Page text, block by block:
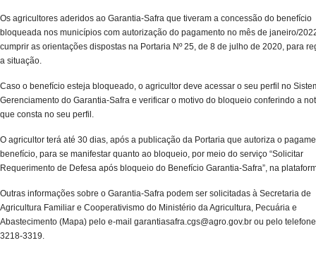
Os agricultores aderidos ao Garantia-Safra que tiveram a concessão do benefício
bloqueada nos municípios com autorização do pagamento no mês de janeiro/
cumprir as orientações dispostas na Portaria Nº 25, de 8 de julho de 2020, para
a situação.
Caso o benefício esteja bloqueado, o agricultor deve acessar o seu perfil no
Gerenciamento do Garantia-Safra e verificar o motivo do bloqueio conferindo a
que consta no seu perfil.
O agricultor terá até 30 dias, após a publicação da Portaria que autoriza o
benefício, para se manifestar quanto ao bloqueio, por meio do serviço “Solicitar
Requerimento de Defesa após bloqueio do Benefício Garantia-Safra”, na
Outras informações sobre o Garantia-Safra podem ser solicitadas à Secretaria de
Agricultura Familiar e Cooperativismo do Ministério da Agricultura, Pecuária e
Abastecimento (Mapa) pelo e-mail garantiasafra.cgs@agro.gov.br ou pelo
3218-3319.